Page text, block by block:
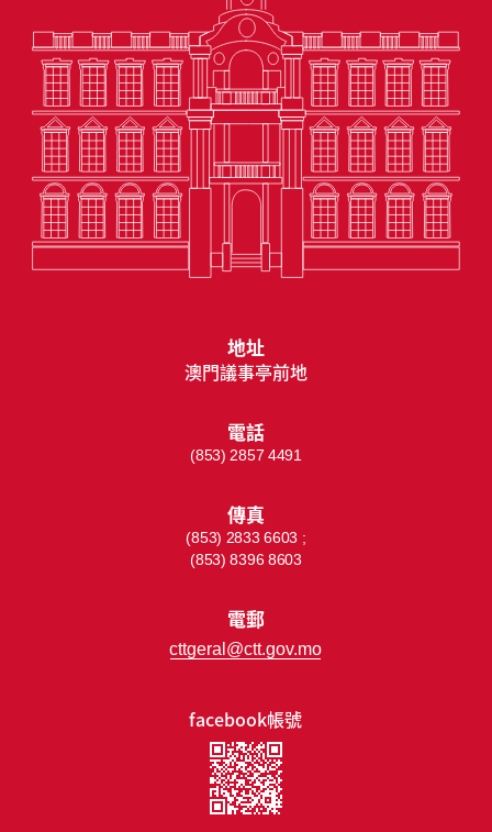
facebook帳號
地址
澳門議事亭前地
電話
(853) 2857 4491
傳真
(853) 2833 6603 ;
(853) 8396 8603
電郵
cttgeral@ctt.gov.mo